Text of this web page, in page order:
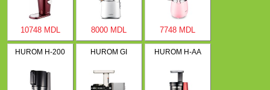
10748 MDL 8000 MDL 7748 MDL
HUROM H-200 HUROM GI HUROM H-AA